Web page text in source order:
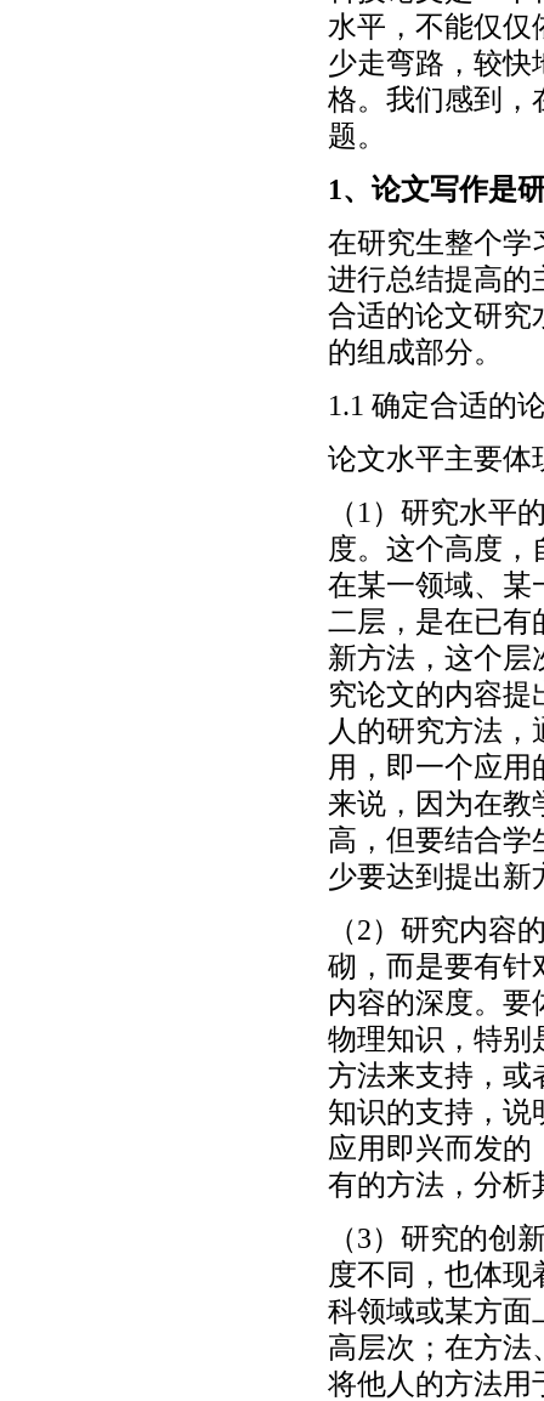
水平，不能仅仅
少走弯路，较快
格。我们感到，
题。
1、论文写作是
在研究生整个学
进行总结提高的
合适的论文研究
的组成部分。
1.1 确定合适的
论文水平主要体
（1）研究水平
度。这个高度
在某一领域、某
二层，是在已有
新方法，这个层
究论文的内容
人的研究方法
用，即一个应
来说，因为在教
高，但要结合学
少要达到提出新
（2）研究内容
砌，而是要有针
内容的深度。
物理知识，特别
方法来支持，或
知识的支持，说
应用即兴而发
有的方法，分析
（3）研究的创
度不同，也体
科领域或某方面
高层次；在方法
将他人的方法用